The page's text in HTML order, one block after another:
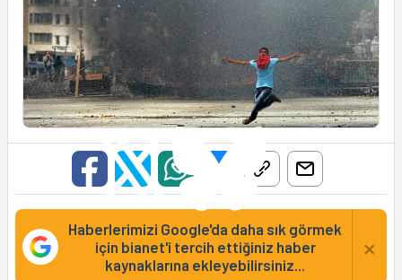
Haberlerimizi Google'da daha sık görmek
için bianet'i tercih ettiğiniz haber
kaynaklarına ekleyebilirsiniz...
×